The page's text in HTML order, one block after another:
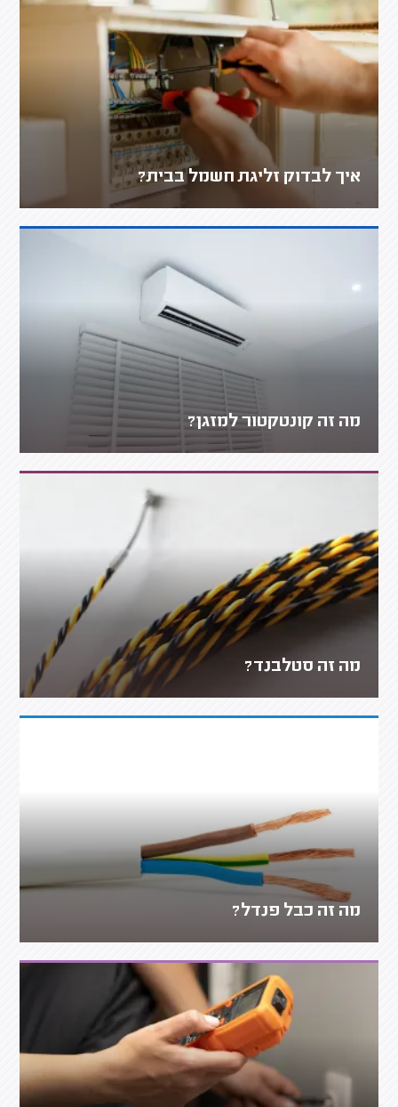
איך לבדוק זליגת חשמל בבית?
מה זה קונטקטור למזגן?
מה זה סטלבנד?
מה זה כבל פנדל?